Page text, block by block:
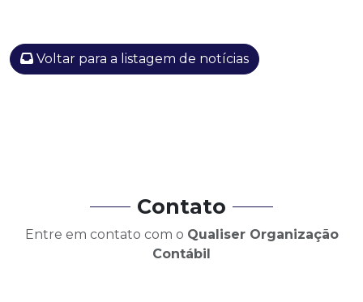
Voltar para a listagem de notícias
Contato
Entre em contato com o Qualiser Organização
Contábil